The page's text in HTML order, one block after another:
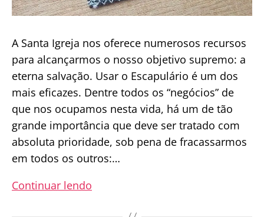
A Santa Igreja nos oferece numerosos recursos
para alcançarmos o nosso objetivo supremo: a
eterna salvação. Usar o Escapulário é um dos
mais eficazes. Dentre todos os “negócios” de
que nos ocupamos nesta vida, há um de tão
grande importância que deve ser tratado com
absoluta prioridade, sob pena de fracassarmos
em todos os outros:…
Continuar lendo